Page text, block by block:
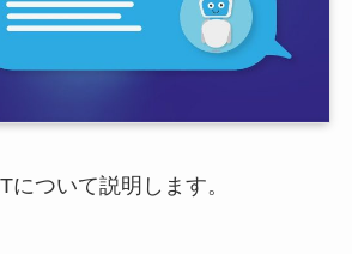
ついて説明します。